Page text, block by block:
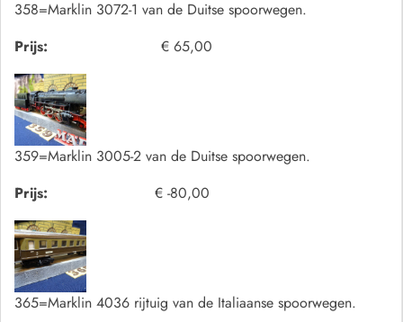
358=Marklin 3072-1 van de Duitse spoorwegen.
Prijs:
€ 65,00
359=Marklin 3005-2 van de Duitse spoorwegen.
Prijs:
€ -80,00
365=Marklin 4036 rijtuig van de Italiaanse spoorwegen.